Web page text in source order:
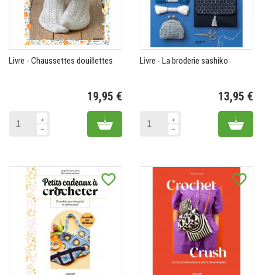
Livre - Chaussettes douillettes
19,95 €
Add to cart
Livre - La broderie sashiko
13,95 €
Add
favorite_border favorite_border